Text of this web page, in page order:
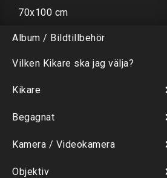
70x100 cm
Album / Bildtillbehör
Vilken Kikare ska jag välja?
Kikare
Begagnat
Kamera / Videokamera
Objektiv